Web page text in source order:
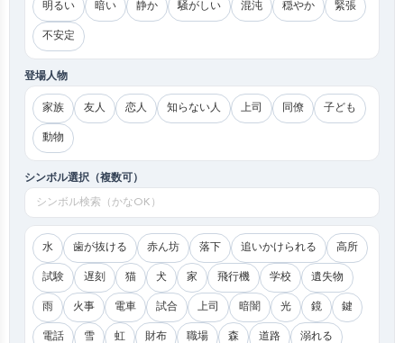
明るい 暗い 静か 騒がしい 混沌 穏やか 緊張
不安定
登場人物
家族 友人 恋人 知らない人 上司 同僚 子ども
動物
シンボル選択（複数可）
水 歯が抜ける 赤ん坊 落下 追いかけられる 高所
試験 遅刻 猫 犬 家 飛行機 学校 遺失物
雨 火事 電車 試合 上司 暗闇 光 鏡 鍵
電話 雪 虹 財布 職場 森 道路 溺れる